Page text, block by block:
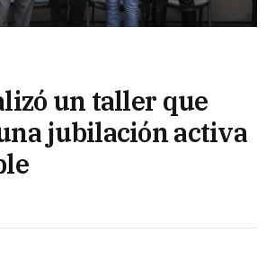
un taller que
jubilación activa